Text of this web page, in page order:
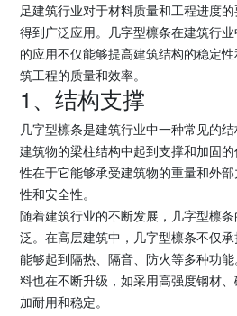
足建筑行业对于材料质量和工程进度
得到广泛应用。几字型檩条在建筑行
的应用不仅能够提高建筑结构的稳定
筑工程的质量和效率。
1、结构支撑
几字型檩条是建筑行业中一种常见的
建筑物的梁柱结构中起到支撑和加固
性在于它能够承受建筑物的重量和外
性和安全性。
随着建筑行业的不断发展，几字型檩
泛。在高层建筑中，几字型檩条不仅
能够起到隔热、隔音、防火等多种功
料也在不断升级，如采用高强度钢材
加耐用和稳定。